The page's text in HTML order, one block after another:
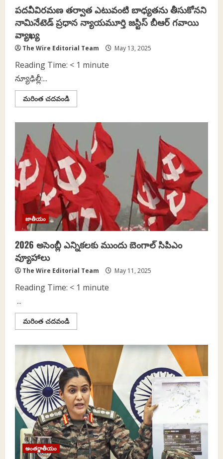
పదవీవిరమణ తర్వాత ఎటువంటి బాధ్యతను తీసుకోనని
నామినేటెడ్‌ ప్రధాన న్యాయమూర్తి జస్టిస్‌ బీఆర్‌ గవాయి
వ్యాఖ్య
The Wire Editorial Team May 13, 2025
Reading Time: < 1 minute
న్యూఢిల్లీ:...
మరింత చదవండిRead
more
ఎటువంటి
బాధ్యతను
తీసుకోనని
నామినేటెడ్‌
ప్రధాన
న్యాయమూర్తి
జస్టిస్‌
బీఆర్‌
గవాయి
వ్యాఖ్య
జాతీయం
2026 అసెంబ్లీ ఎన్నికలకు ముందు బెంగాల్‌ సిపిఎం
వ్యూహాలు
The Wire Editorial Team May 11, 2025
Reading Time: < 1 minute
...
మరింత చదవండిRead
more
అసెంబ్లీ
ఎన్నికలకు
ముందు
బెంగాల్‌
సిపిఎం
వ్యూహాలు
అంతర్జాతీయం